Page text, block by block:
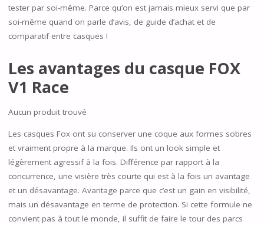
tester par soi-même. Parce qu’on est jamais mieux servi que par
soi-même quand on parle d’avis, de guide d’achat et de
comparatif entre casques !
Les avantages du casque FOX
V1 Race
Aucun produit trouvé
Les casques Fox ont su conserver une coque aux formes sobres
et vraiment propre à la marque. Ils ont un look simple et
légèrement agressif à la fois. Différence par rapport à la
concurrence, une visière très courte qui est à la fois un avantage
et un désavantage. Avantage parce que c’est un gain en visibilité,
mais un désavantage en terme de protection. Si cette formule ne
convient pas à tout le monde, il suffit de faire le tour des parcs